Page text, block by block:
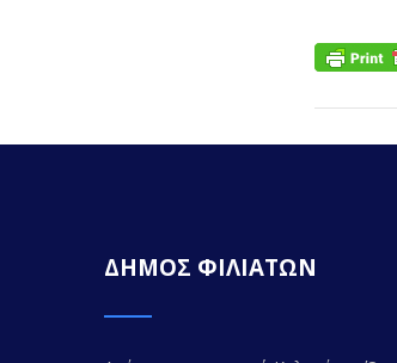
ΔΗΜΟΣ ΦΙΛΙΑΤΩΝ